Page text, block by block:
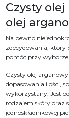
Czysty
olej
Na pewno
zdecydowania, który
pomóc przy
Czysty olej
dopasowania ilości,
wykorzystany. Jest
rodzajem skóry oraz
jednoskładnikowej